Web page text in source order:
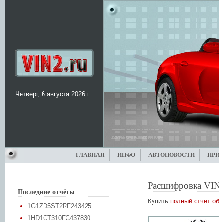
Четверг, 6 августа 2026 г.
ГЛАВНАЯ ИНФО АВТОНОВОСТИ
Последние отчёты
1G1ZD5ST2RF243425
1HD1CT310FC437830
Расшифровка
Купить полный отчет